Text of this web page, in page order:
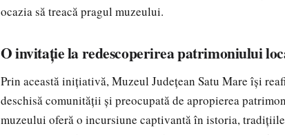
ocazia să treacă pragul muzeului.
O invitație la redescoperirea patrimoniului
Prin această inițiativă, Muzeul Județean Satu Mare își
deschisă comunității și preocupată de apropierea
muzeului oferă o incursiune captivantă în istoria,